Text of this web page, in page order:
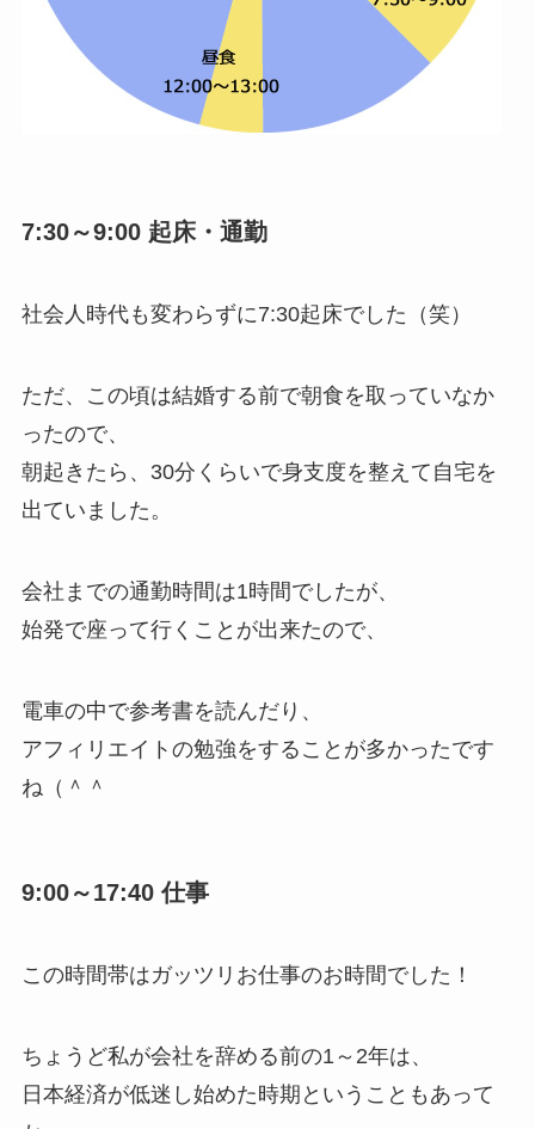
7:30～9:00 起床・通勤
社会人時代も変わらずに7:30起床でした（笑）
ただ、この頃は結婚する前で朝食を取っていなか
ったので、
朝起きたら、30分くらいで身支度を整えて自宅を
出ていました。
会社までの通勤時間は1時間でしたが、
始発で座って行くことが出来たので、
電車の中で参考書を読んだり、
アフィリエイトの勉強をすることが多かったです
ね（＾＾
9:00～17:40 仕事
この時間帯はガッツリお仕事のお時間でした！
ちょうど私が会社を辞める前の1～2年は、
日本経済が低迷し始めた時期ということもあって